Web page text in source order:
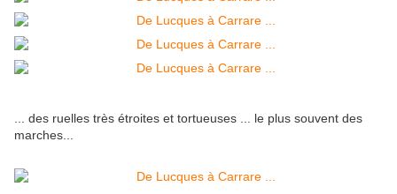
... des ruelles très étroites et tortueuses ... le plus souvent des
marches...